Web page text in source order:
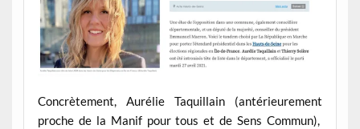
Concrètement, Aurélie Taquillain (antérieurement
proche de la Manif pour tous et de Sens Commun),